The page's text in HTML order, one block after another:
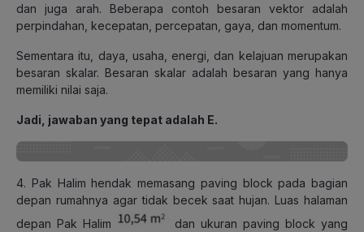
dan juga arah. Beberapa contoh besaran vektor adalah
perpindahan, kecepatan, percepatan, gaya, dan momentum.
Sementara itu, daya, usaha, energi, dan kelajuan merupakan
besaran skalar. Besaran skalar adalah besaran yang hanya
memiliki nilai saja.
Jadi, jawaban yang tepat adalah E.
4. Pak Halim hendak memasang paving block pada bagian
depan rumahnya agar tidak becek saat hujan. Luas halaman
depan Pak Halim
dan ukuran paving block yang